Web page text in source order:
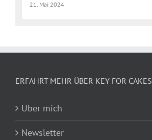
21. Mai 2024
ERFAHRT MEHR ÜBER KEY FOR CAKES
Über mich
Newsletter